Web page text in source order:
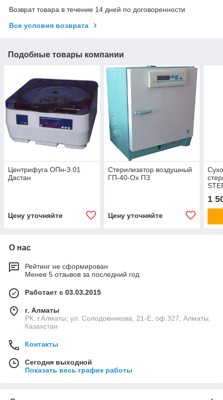
Возврат товара в течение 14 дней по договоренности
Все условия возврата
Подобные товары компании
Центрифуга ОПн-3.01
Дастан
Цену уточняйте
Стерилизатор воздушный
ГП-40-Ох ПЗ
Цену уточняйте
1
О нас
Рейтинг не сформирован
Менее 5 отзывов за последний год
Работает с 03.03.2015
г. Алматы
РК, г.Алматы, ул. Солодовникова, 21-Е, оф.327, Алматы,
Казахстан
Контакты
Сегодня выходной
Показать весь график работы